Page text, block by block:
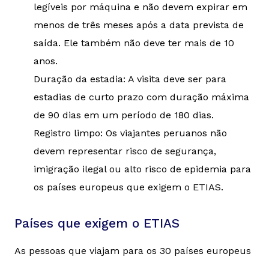
legíveis por máquina e não devem expirar em
menos de três meses após a data prevista de
saída. Ele também não deve ter mais de 10
anos.
Duração da estadia: A visita deve ser para
estadias de curto prazo com duração máxima
de 90 dias em um período de 180 dias.
Registro limpo: Os viajantes peruanos não
devem representar risco de segurança,
imigração ilegal ou alto risco de epidemia para
os países europeus que exigem o ETIAS.
Países que exigem o ETIAS
As pessoas que viajam para os 30 países europeus